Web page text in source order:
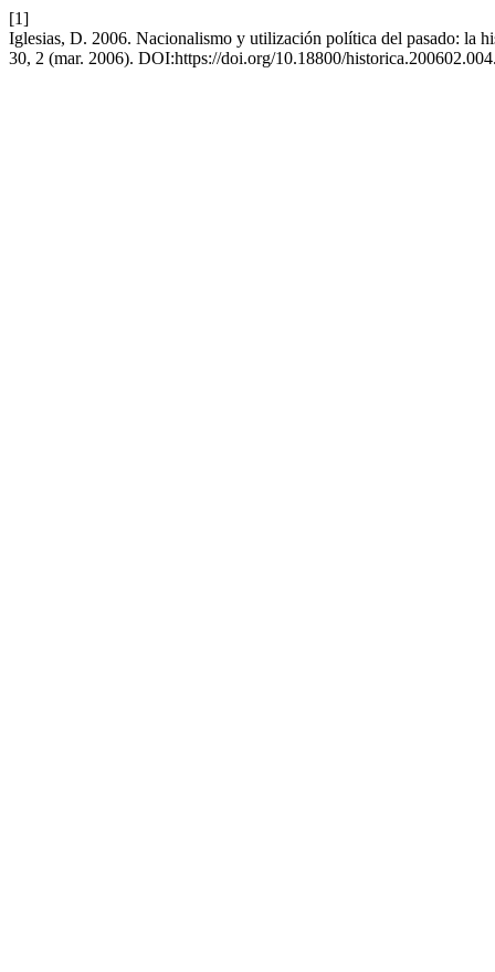
[1]
Iglesias, D. 2006. Nacionalismo y utilización política del pasado: la
30, 2 (mar. 2006). DOI:https://doi.org/10.18800/